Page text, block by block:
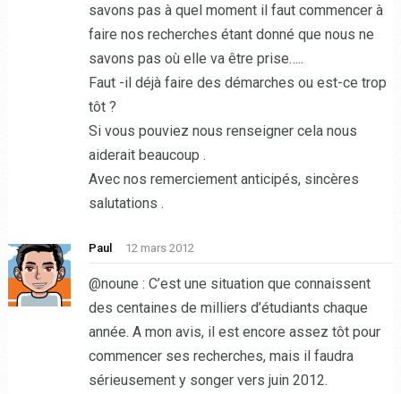
savons pas à quel moment il faut commencer à
faire nos recherches étant donné que nous ne
savons pas où elle va être prise…..
Faut -il déjà faire des démarches ou est-ce trop
tôt ?
Si vous pouviez nous renseigner cela nous
aiderait beaucoup .
Avec nos remerciement anticipés, sincères
salutations .
Paul 12 mars 2012
@noune : C’est une situation que connaissent
des centaines de milliers d’étudiants chaque
année. A mon avis, il est encore assez tôt pour
commencer ses recherches, mais il faudra
sérieusement y songer vers juin 2012.